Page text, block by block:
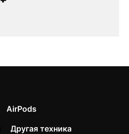
AirPods
Другая техника